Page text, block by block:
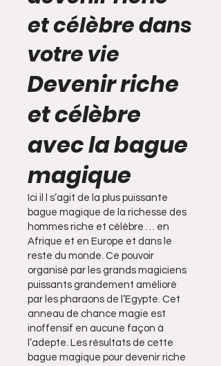
et célèbre dans
votre vie
Devenir riche
et célèbre
avec la bague
magique
Ici il l s’agit de la plus puissante
bague magique de la richesse des
hommes riche et célèbre … en
Afrique et en Europe et dans le
reste du monde. Ce pouvoir
organisé par les grands magiciens
puissants grandement amélioré
par les pharaons de l’Egypte. Cet
anneau de chance magie est
inoffensif en aucune façon à
l’adepte. Les résultats de cette
bague magique pour devenir riche